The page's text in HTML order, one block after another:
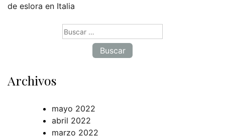
de eslora en Italia
Archivos
mayo 2022
abril 2022
marzo 2022